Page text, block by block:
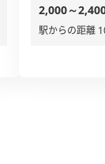
2,000～
駅からの距離